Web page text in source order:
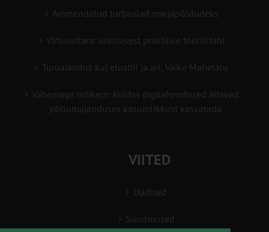
Ammendatud turbaalad marjapõldudeks
Virtuaaltara: unistusest praktilise tööriistani
Turuaiandus kui elustiil ja äri: Väike Mahetalu
Vähemaga rohkem: kuidas digilahendused aitavad
põllumajanduses kasumlikkust kasvatada
VIITED
Uudised
Sündmused